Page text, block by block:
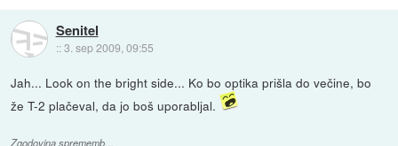
Senitel
::3. sep 2009, 09:55
Jah... Look on the bright side... Ko bo optika prišla do večine, bo
že T-2 plačeval, da jo boš uporabljal.
Zgodovina sprememb…